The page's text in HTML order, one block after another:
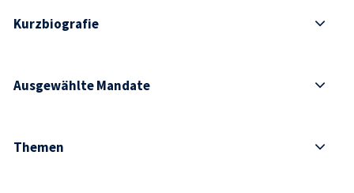
Kurzbiografie
Ausgewählte Mandate
Themen